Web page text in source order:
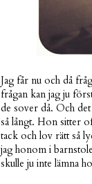
Jag får nu och då
frågan kan jag ju
de sover då. Och
så långt. Hon sitter
tack och lov rätt så
jag honom i
skulle ju inte lämna